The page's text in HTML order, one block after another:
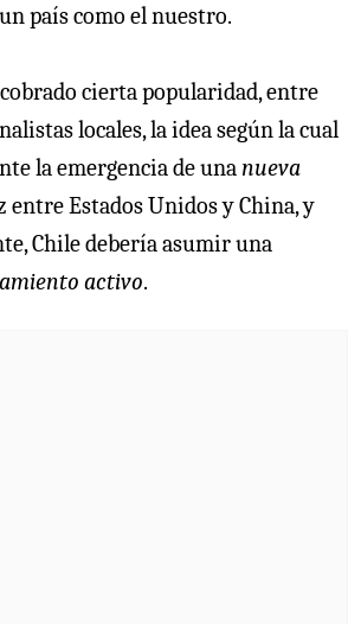
país como el nuestro.
cierta popularidad, entre
locales, la idea según la cual
la emergencia de unanueva
entre Estados Unidos y China, y
Chile debería asumir una
activo.